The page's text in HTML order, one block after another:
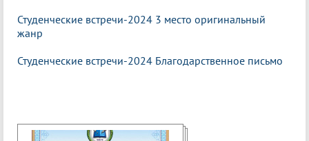
Студенческие встречи-2024 3 место оригинальный
жанр
Студенческие встречи-2024 Благодарственное письмо